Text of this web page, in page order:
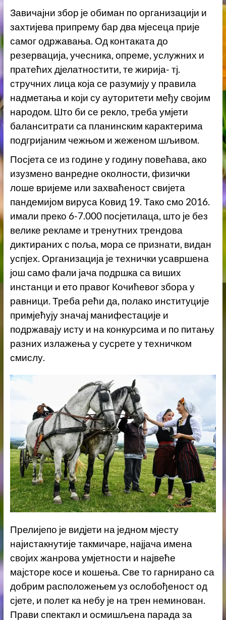
Завичајни збор је обиман по организацији и
захтијева припрему бар два мјесеца прије
самог одржавања. Од контаката до
резервација, учесника, опреме, услужних и
пратећих дјелатностити, те жирија- тј.
стручних лица која се разумију у правила
надметања и који су ауторитети међу својим
народом. Што би се рекло, треба умјети
баланситрати са планинским карактерима
подгријаним чежњом и жеженом шљивом.
Посјета се из године у годину повећава, ако
изузмено ванредне околности, физички
лоше вријеме или захваћеност свијета
пандемијом вируса Ковид 19. Тако смо 2016.
имали преко 6-7.000 посјетилаца, што је без
велике рекламе и тренутних трендова
диктираних с поља, мора се признати, видан
успјех. Организација је технички усавршена
још само фали јача подршка са виших
инстанци и ето правог Кочићевог збора у
равници. Треба рећи да, полако институције
примјећују значај манифестације и
подржавају исту и на конкурсима и по питању
разних излажења у сусрете у техничком
смислу.
Прелијепо је видјети на једном мјесту
најистакнутије такмичаре, најјача имена
својих жанрова умјетности и највеће
мајсторе косе и кошења. Све то гарнирано са
добрим расположењем уз ослобођеност од
сјете, и полет ка небу је на трен неминован.
Прави спектакл и осмишљена парада за